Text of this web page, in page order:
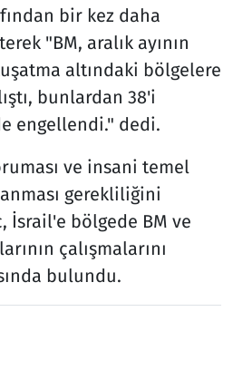
bir kez daha
"BM, aralık ayının
altındaki bölgelere
bunlardan 38'i
engellendi." dedi.
ve insani temel
gerekliliğini
İsrail'e bölgede BM ve
çalışmalarını
bulundu.